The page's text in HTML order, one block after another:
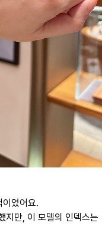
었어요.
지만, 이 모델의 인덱스는